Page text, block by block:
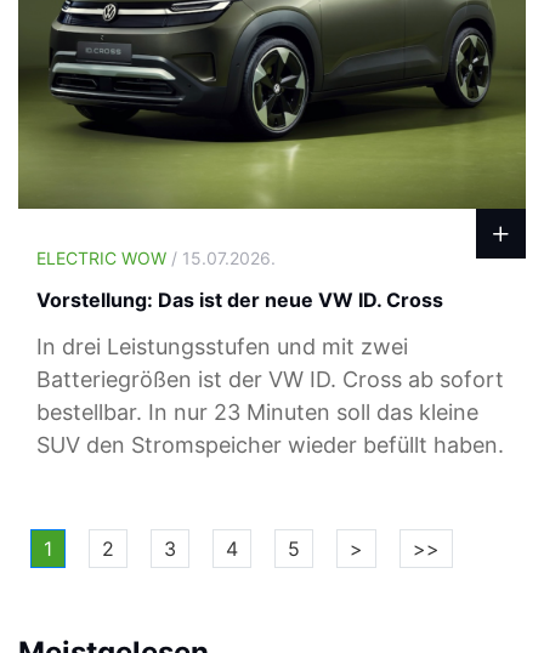
ELECTRIC WOW / 15.07.2026.
Vorstellung: Das ist der neue VW ID. Cross
In drei Leistungsstufen und mit zwei
Batteriegrößen ist der VW ID. Cross ab sofort
bestellbar. In nur 23 Minuten soll das kleine
SUV den Stromspeicher wieder befüllt haben.
1 2 3 4 5 > >>